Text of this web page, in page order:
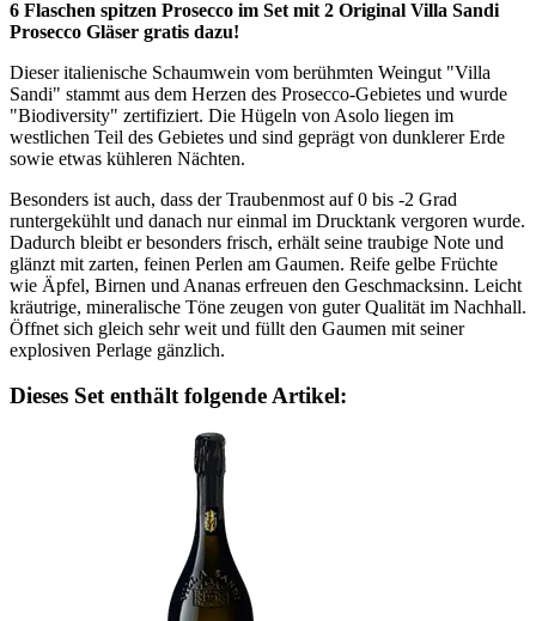
6 Flaschen spitzen Prosecco im Set mit 2 Original Villa Sandi
Prosecco Gläser gratis dazu!
Dieser italienische Schaumwein vom berühmten Weingut "Villa
Sandi" stammt aus dem Herzen des Prosecco-Gebietes und wurde
"Biodiversity" zertifiziert. Die Hügeln von Asolo liegen im
westlichen Teil des Gebietes und sind geprägt von dunklerer Erde
sowie etwas kühleren Nächten.
Besonders ist auch, dass der Traubenmost auf 0 bis -2 Grad
runtergekühlt und danach nur einmal im Drucktank vergoren wurde.
Dadurch bleibt er besonders frisch, erhält seine traubige Note und
glänzt mit zarten, feinen Perlen am Gaumen. Reife gelbe Früchte
wie Äpfel, Birnen und Ananas erfreuen den Geschmacksinn. Leicht
kräutrige, mineralische Töne zeugen von guter Qualität im Nachhall.
Öffnet sich gleich sehr weit und füllt den Gaumen mit seiner
explosiven Perlage gänzlich.
Dieses Set enthält folgende Artikel: